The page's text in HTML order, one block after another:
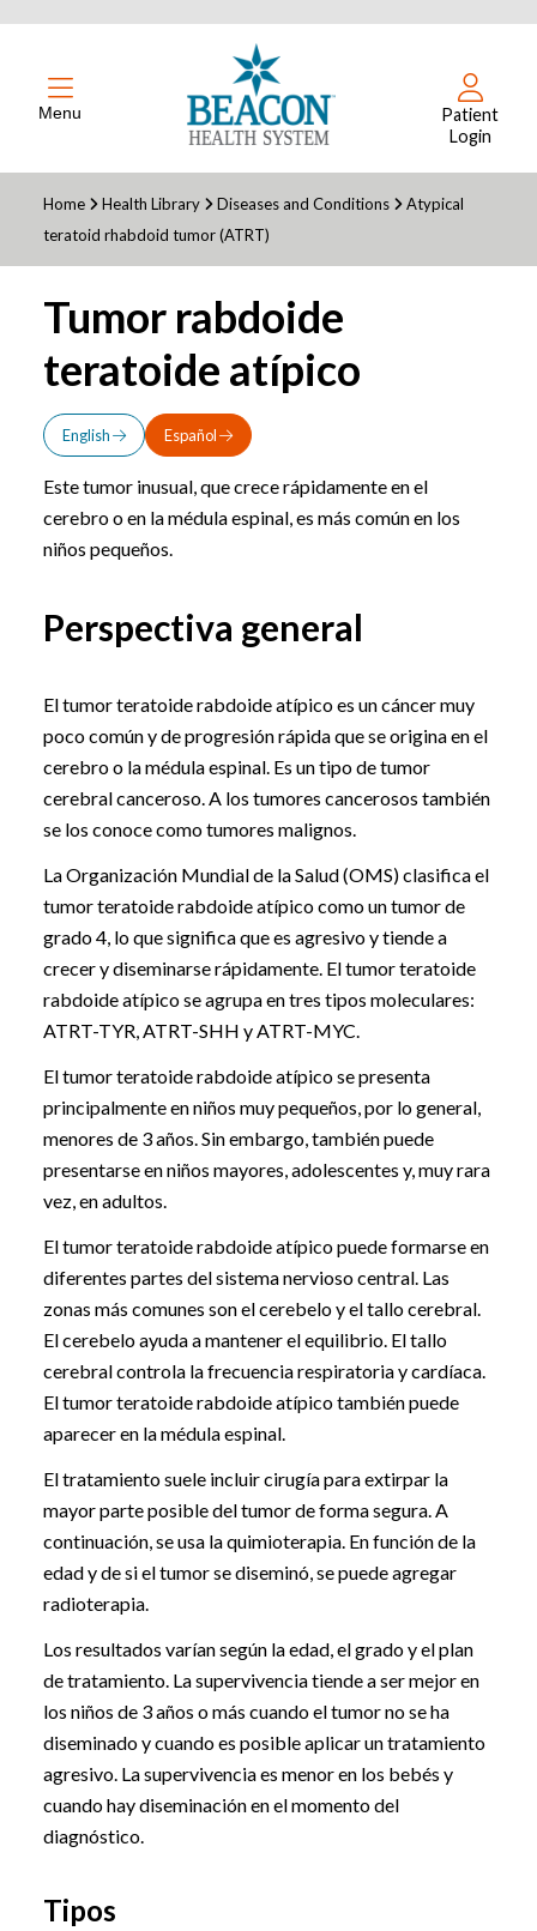
Menu
Patient
Login
Home Health Library Diseases and Conditions
Atypical
teratoid rhabdoid tumor (ATRT)
Tumor rabdoide
teratoide atípico
English Español
Este tumor inusual, que crece rápidamente en el
cerebro o en la médula espinal, es más común en los
niños pequeños.
Perspectiva general
El tumor teratoide rabdoide atípico es un cáncer muy
poco común y de progresión rápida que se origina en el
cerebro o la médula espinal. Es un tipo de tumor
cerebral canceroso. A los tumores cancerosos también
se los conoce como tumores malignos.
La Organización Mundial de la Salud (OMS) clasifica el
tumor teratoide rabdoide atípico como un tumor de
grado 4, lo que significa que es agresivo y tiende a
crecer y diseminarse rápidamente. El tumor teratoide
rabdoide atípico se agrupa en tres tipos moleculares:
ATRT-TYR, ATRT-SHH y ATRT-MYC.
El tumor teratoide rabdoide atípico se presenta
principalmente en niños muy pequeños, por lo general,
menores de 3 años. Sin embargo, también puede
presentarse en niños mayores, adolescentes y, muy rara
vez, en adultos.
El tumor teratoide rabdoide atípico puede formarse en
diferentes partes del sistema nervioso central. Las
zonas más comunes son el cerebelo y el tallo cerebral.
El cerebelo ayuda a mantener el equilibrio. El tallo
cerebral controla la frecuencia respiratoria y cardíaca.
El tumor teratoide rabdoide atípico también puede
aparecer en la médula espinal.
El tratamiento suele incluir cirugía para extirpar la
mayor parte posible del tumor de forma segura. A
continuación, se usa la quimioterapia. En función de la
edad y de si el tumor se diseminó, se puede agregar
radioterapia.
Los resultados varían según la edad, el grado y el plan
de tratamiento. La supervivencia tiende a ser mejor en
los niños de 3 años o más cuando el tumor no se ha
diseminado y cuando es posible aplicar un tratamiento
agresivo. La supervivencia es menor en los bebés y
cuando hay diseminación en el momento del
diagnóstico.
Tipos